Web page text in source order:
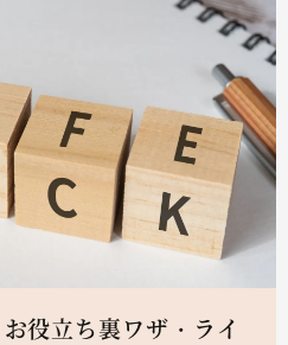
役立ち裏ワザ・ライ